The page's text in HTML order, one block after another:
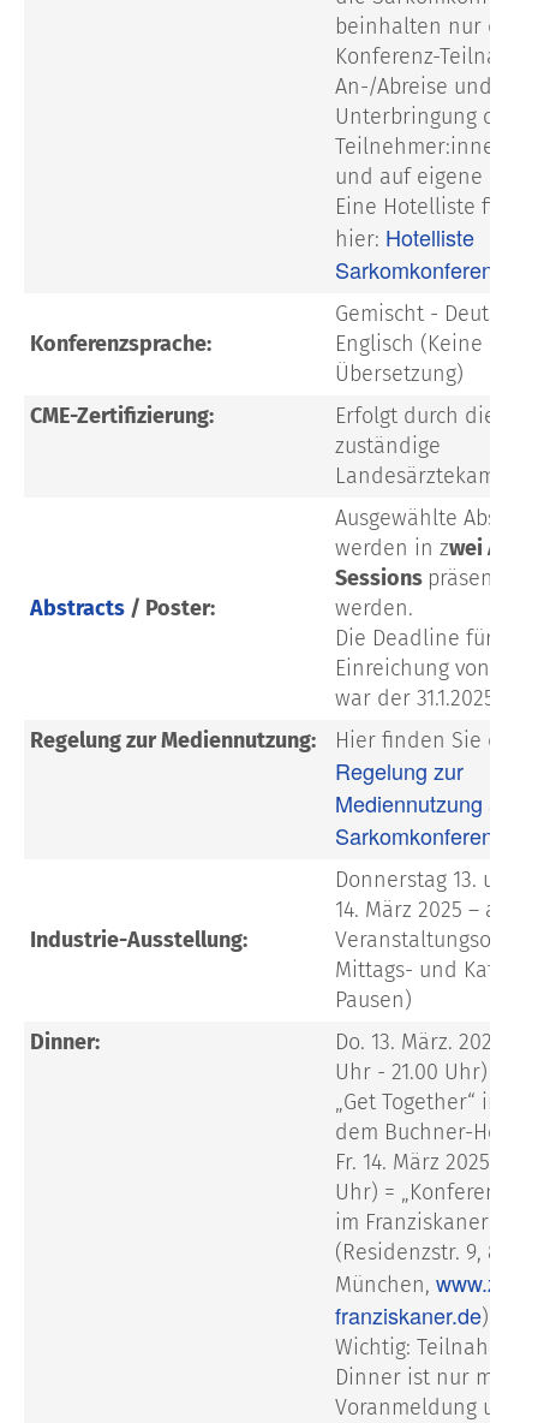
beinhalten nur die
Konferenz-
An-/Abreise und
Unterbringung
Teilnehmer:innen
und auf eigene
Eine Hotelliste
hier: Hotelliste
Sarkomkonferenz
Konferenzsprache:
Gemischt - Deutsch
Englisch (Keine
Übersetzung)
CME-Zertifizierung:
Erfolgt durch die
zuständige
Landesärztekammer
Abstracts / Poster:
Ausgewählte
werden in zwei
Sessions präsentiert
werden.
Die Deadline für die
Einreichung von
war der 31.1.2025.
Regelung zur Mediennutzung:
Hier finden Sie die
Regelung zur
Mediennutzung auf
Sarkomkonferenz
Industrie-Ausstellung:
Donnerstag 13. und
14. März 2025 – am
Veranstaltungsort
Mittags- und Kaffee-
Pausen)
Dinner:
Do. 13. März. 2025
Uhr - 21.00 Uhr) =
„Get Together“ im
dem Buchner-
Fr. 14. März 2025 (ab
Uhr) = „Konferenz-
im Franziskaner
(Residenzstr. 9,
München, www.zum-
franziskaner.de)
Wichtig: Teilnahme
Dinner ist nur mit
Voranmeldung und